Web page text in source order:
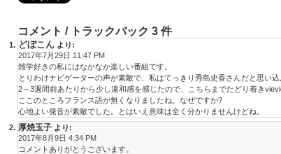
コメント / トラックバック 3 件
どぼこん より:
2017年7月29日 11:47 PM
雑学好きの私にはなかなか楽しい番組です。
とりわけナビゲーターの声が素敵で、私はてっきり秀島史香さんだと思い込
2～3週間前あたりから少し違和感を感じたので、こちらまでたどり着き
ここのところフランス語が無くなりましたね。なぜですか?
心地よい発音が素敵でした。とはいえ意味は全く分かりませんけどね。
厚焼玉子 より:
2017年8月9日 4:34 PM
コメントありがとうございます。